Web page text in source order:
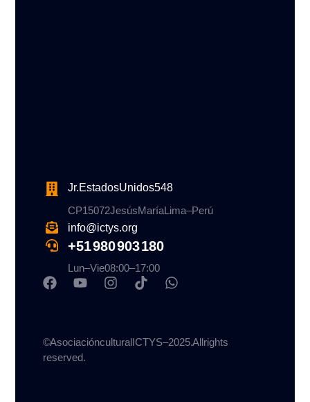
Jr. Estados Unidos 548
CP 15072 Jesús María Lima – Perú
info@ictys.org
+51 980 903 180
Lun–Vie 08:00 – 17:00
© Asociación cultural ICTYS – 2025. All rights
reserved.